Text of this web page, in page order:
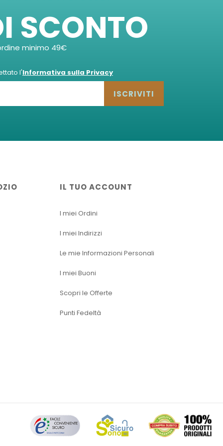
SCONTO
minimo 49€
l'Informativa sulla Privacy
ISCRIVITI
IL TUO ACCOUNT
I miei Ordini
I miei Indirizzi
Le mie Informazioni Personali
I miei Buoni
Scopri le Offerte
Punti Fedeltà